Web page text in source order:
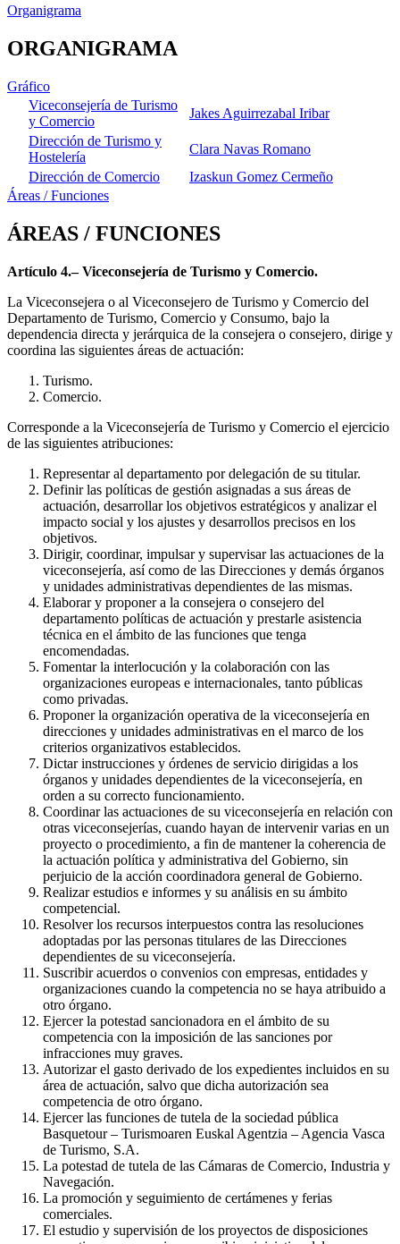
Organigrama
ORGANIGRAMA
Gráfico
Viceconsejería de Turismo
y Comercio
Jakes Aguirrezabal Iribar
Dirección de Turismo y
Hostelería
Clara Navas Romano
Dirección de Comercio
Izaskun Gomez Cermeño
Áreas / Funciones
ÁREAS / FUNCIONES
Artículo 4.– Viceconsejería de Turismo y Comercio.
La Viceconsejera o al Viceconsejero de Turismo y Comercio del
Departamento de Turismo, Comercio y Consumo, bajo la
dependencia directa y jerárquica de la consejera o consejero, dirige y
coordina las siguientes áreas de actuación:
Turismo.
Comercio.
Corresponde a la Viceconsejería de Turismo y Comercio el ejercicio
de las siguientes atribuciones:
Representar al departamento por delegación de su titular.
Definir las políticas de gestión asignadas a sus áreas de
actuación, desarrollar los objetivos estratégicos y analizar el
impacto social y los ajustes y desarrollos precisos en los
objetivos.
Dirigir, coordinar, impulsar y supervisar las actuaciones de la
viceconsejería, así como de las Direcciones y demás órganos
y unidades administrativas dependientes de las mismas.
Elaborar y proponer a la consejera o consejero del
departamento políticas de actuación y prestarle asistencia
técnica en el ámbito de las funciones que tenga
encomendadas.
Fomentar la interlocución y la colaboración con las
organizaciones europeas e internacionales, tanto públicas
como privadas.
Proponer la organización operativa de la viceconsejería en
direcciones y unidades administrativas en el marco de los
criterios organizativos establecidos.
Dictar instrucciones y órdenes de servicio dirigidas a los
órganos y unidades dependientes de la viceconsejería, en
orden a su correcto funcionamiento.
Coordinar las actuaciones de su viceconsejería en relación con
otras viceconsejerías, cuando hayan de intervenir varias en un
proyecto o procedimiento, a fin de mantener la coherencia de
la actuación política y administrativa del Gobierno, sin
perjuicio de la acción coordinadora general de Gobierno.
Realizar estudios e informes y su análisis en su ámbito
competencial.
Resolver los recursos interpuestos contra las resoluciones
adoptadas por las personas titulares de las Direcciones
dependientes de su viceconsejería.
Suscribir acuerdos o convenios con empresas, entidades y
organizaciones cuando la competencia no se haya atribuido a
otro órgano.
Ejercer la potestad sancionadora en el ámbito de su
competencia con la imposición de las sanciones por
infracciones muy graves.
Autorizar el gasto derivado de los expedientes incluidos en su
área de actuación, salvo que dicha autorización sea
competencia de otro órgano.
Ejercer las funciones de tutela de la sociedad pública
Basquetour – Turismoaren Euskal Agentzia – Agencia Vasca
de Turismo, S.A.
La potestad de tutela de las Cámaras de Comercio, Industria y
Navegación.
La promoción y seguimiento de certámenes y ferias
comerciales.
El estudio y supervisión de los proyectos de disposiciones